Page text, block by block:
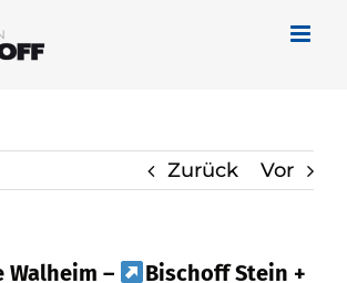
Zurück Vor
Walheim –
Bischoff Stein +